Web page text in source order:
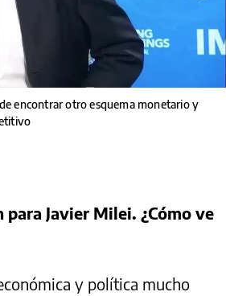
encontrar otro esquema monetario y
Javier Milei. ¿Cómo ve
y política mucho